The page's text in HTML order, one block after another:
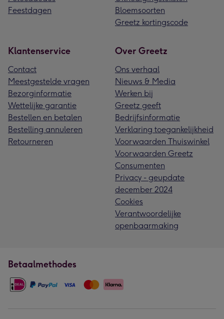
Feestdagen
Bloemsoorten
Greetz kortingscode
Klantenservice
Contact
Meestgestelde vragen
Bezorginformatie
Wettelijke garantie
Bestellen en betalen
Bestelling annuleren
Retourneren
Over Greetz
Ons verhaal
Nieuws & Media
Werken bij
Greetz geeft
Bedrijfsinformatie
Verklaring toegankelijkheid
Voorwaarden Thuiswinkel
Voorwaarden Greetz
Consumenten
Privacy - geupdate
december 2024
Cookies
Verantwoordelijke
openbaarmaking
Betaalmethodes